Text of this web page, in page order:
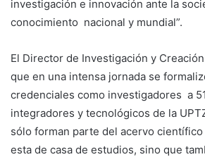
investigación e innovación ante la
conocimiento nacional y mundial”.
El Director de Investigación y
que en una intensa jornada se
credenciales como investigadores a
integradores y tecnológicos de la
sólo forman parte del acervo
esta de casa de estudios, sino que